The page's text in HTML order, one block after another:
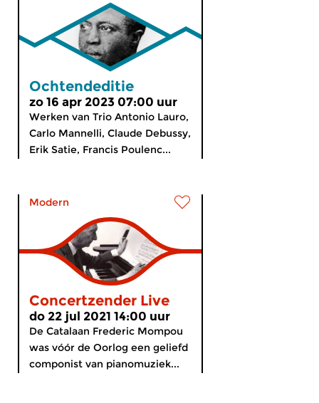
Ochtendeditie
zo 16 apr 2023 07:00 uur
Werken van Trio Antonio Lauro,
Carlo Mannelli, Claude Debussy,
Erik Satie, Francis Poulenc...
Modern
Concertzender Live
do 22 jul 2021 14:00 uur
De Catalaan Frederic Mompou
was vóór de Oorlog een geliefd
componist van pianomuziek...